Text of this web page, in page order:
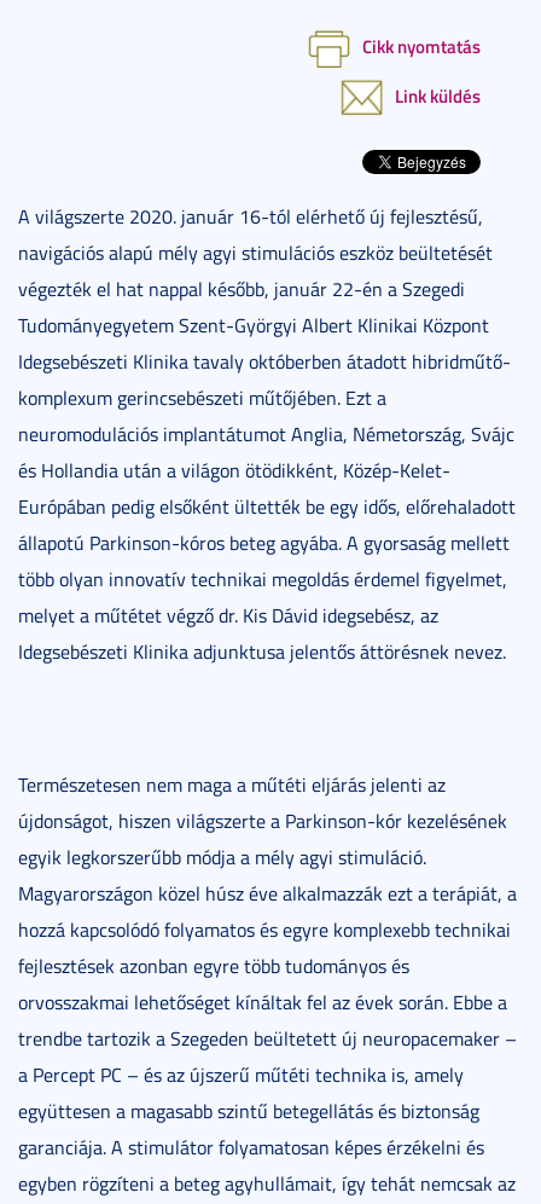
Cikk nyomtatás
Link küldés
A világszerte 2020. január 16-tól elérhető új fejlesztésű,
navigációs alapú mély agyi stimulációs eszköz beültetését
végezték el hat nappal később, január 22-én a Szegedi
Tudományegyetem Szent-Györgyi Albert Klinikai Központ
Idegsebészeti Klinika tavaly októberben átadott hibridműtő-
komplexum gerincsebészeti műtőjében. Ezt a
neuromodulációs implantátumot Anglia, Németország, Svájc
és Hollandia után a világon ötödikként, Közép-Kelet-
Európában pedig elsőként ültették be egy idős, előrehaladott
állapotú Parkinson-kóros beteg agyába. A gyorsaság mellett
több olyan innovatív technikai megoldás érdemel figyelmet,
melyet a műtétet végző dr. Kis Dávid idegsebész, az
Idegsebészeti Klinika adjunktusa jelentős áttörésnek nevez.
Természetesen nem maga a műtéti eljárás jelenti az
újdonságot, hiszen világszerte a Parkinson-kór kezelésének
egyik legkorszerűbb módja a mély agyi stimuláció.
Magyarországon közel húsz éve alkalmazzák ezt a terápiát, a
hozzá kapcsolódó folyamatos és egyre komplexebb technikai
fejlesztések azonban egyre több tudományos és
orvosszakmai lehetőséget kínáltak fel az évek során. Ebbe a
trendbe tartozik a Szegeden beültetett új neuropacemaker –
a Percept PC – és az újszerű műtéti technika is, amely
együttesen a magasabb szintű betegellátás és biztonság
garanciája. A stimulátor folyamatosan képes érzékelni és
egyben rögzíteni a beteg agyhullámait, így tehát nemcsak az